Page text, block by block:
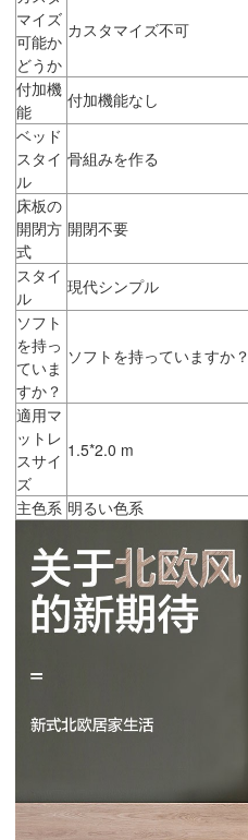
マイズ
可能か
どうか
カスタマイズ不可
付加機
能
付加機能なし
ベッド
スタイ
ル
骨組みを作る
床板の
開閉方
式
開閉不要
スタイ
ル
現代シンプル
ソフト
を持っ
ていま
すか？
ソフトを持っていますか？
適用マ
ットレ
スサイ
ズ
1.5*2.0 m
主色系 明るい色系